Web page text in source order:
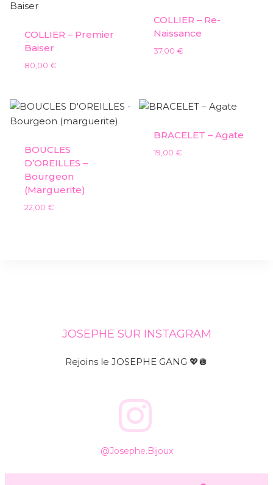
COLLIER – Premier
Baiser
80,00 €
COLLIER – Re-
Naissance
37,00 €
BOUCLES
D’OREILLES –
Bourgeon
(marguerite)
22,00 €
BRACELET – Agate
19,00 €
JOSEPHE SUR INSTAGRAM
Rejoins le JOSEPHE GANG 💖🪩
@josephe.bijoux